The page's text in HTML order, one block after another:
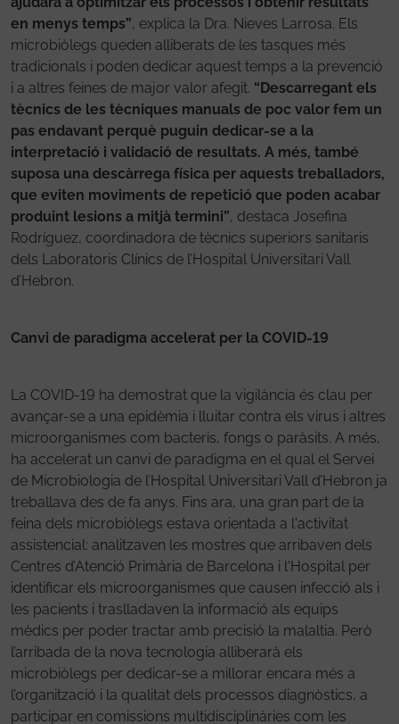
en menys temps”, explica la Dra. Nieves Larrosa. Els
microbiòlegs queden alliberats de les tasques més
tradicionals i poden dedicar aquest temps a la prevenció
i a altres feines de major valor afegit. “Descarregant els
tècnics de les tècniques manuals de poc valor fem un
pas endavant perquè puguin dedicar-se a la
interpretació i validació de resultats. A més, també
suposa una descàrrega física per aquests treballadors,
que eviten moviments de repetició que poden acabar
produint lesions a mitjà termini”, destaca Josefina
Rodríguez, coordinadora de tècnics superiors sanitaris
dels Laboratoris Clínics de l’Hospital Universitari Vall
d’Hebron.
Canvi de paradigma accelerat per la COVID-19
La COVID-19 ha demostrat que la vigilància és clau per
avançar-se a una epidèmia i lluitar contra els virus i altres
microorganismes com bacteris, fongs o paràsits. A més,
ha accelerat un canvi de paradigma en el qual el Servei
de Microbiologia de l’Hospital Universitari Vall d’Hebron ja
treballava des de fa anys. Fins ara, una gran part de la
feina dels microbiòlegs estava orientada a l'activitat
assistencial: analitzaven les mostres que arribaven dels
Centres d’Atenció Primària de Barcelona i l'Hospital per
identificar els microorganismes que causen infecció als i
les pacients i traslladaven la informació als equips
mèdics per poder tractar amb precisió la malaltia. Però
l’arribada de la nova tecnologia alliberarà els
microbiòlegs per dedicar-se a millorar encara més a
l’organització i la qualitat dels processos diagnòstics, a
participar en comissions multidisciplinàries com les